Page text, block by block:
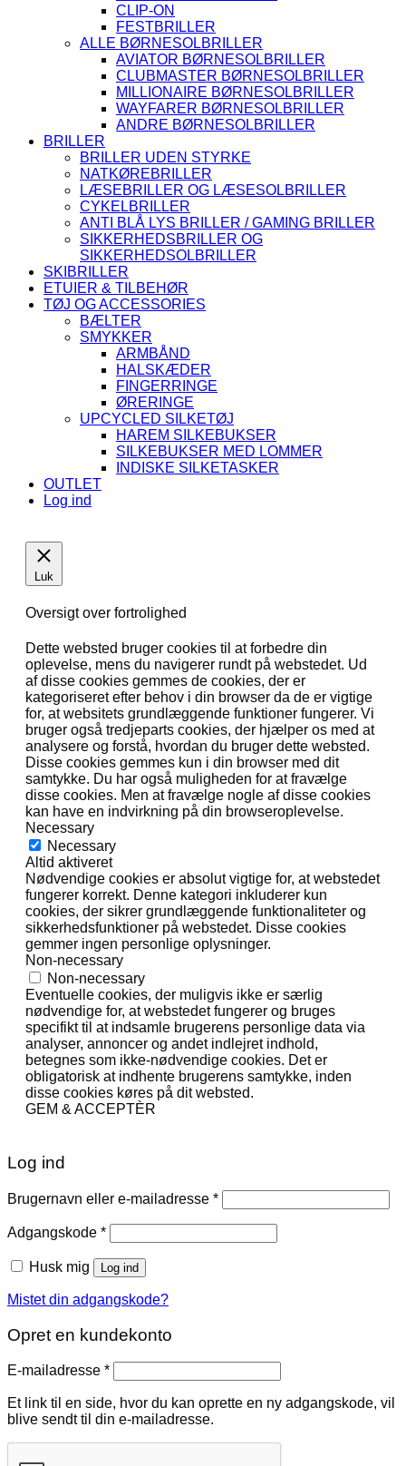
CLIP-ON
FESTBRILLER
ALLE BØRNESOLBRILLER
AVIATOR BØRNESOLBRILLER
CLUBMASTER BØRNESOLBRILLER
MILLIONAIRE BØRNESOLBRILLER
WAYFARER BØRNESOLBRILLER
ANDRE BØRNESOLBRILLER
BRILLER
BRILLER UDEN STYRKE
NATKØREBRILLER
LÆSEBRILLER OG LÆSESOLBRILLER
CYKELBRILLER
ANTI BLÅ LYS BRILLER / GAMING BRILLER
SIKKERHEDSBRILLER OG
SIKKERHEDSOLBRILLER
SKIBRILLER
ETUIER & TILBEHØR
TØJ OG ACCESSORIES
BÆLTER
SMYKKER
ARMBÅND
HALSKÆDER
FINGERRINGE
ØRERINGE
UPCYCLED SILKETØJ
HAREM SILKEBUKSER
SILKEBUKSER MED LOMMER
INDISKE SILKETASKER
OUTLET
Log ind
Luk
Oversigt over fortrolighed
Dette websted bruger cookies til at forbedre din
oplevelse, mens du navigerer rundt på webstedet. Ud
af disse cookies gemmes de cookies, der er
kategoriseret efter behov i din browser da de er vigtige
for, at websitets grundlæggende funktioner fungerer. Vi
bruger også tredjeparts cookies, der hjælper os med at
analysere og forstå, hvordan du bruger dette websted.
Disse cookies gemmes kun i din browser med dit
samtykke. Du har også muligheden for at fravælge
disse cookies. Men at fravælge nogle af disse cookies
kan have en indvirkning på din browseroplevelse.
Necessary
Necessary
Altid aktiveret
Nødvendige cookies er absolut vigtige for, at webstedet
fungerer korrekt. Denne kategori inkluderer kun
cookies, der sikrer grundlæggende funktionaliteter og
sikkerhedsfunktioner på webstedet. Disse cookies
gemmer ingen personlige oplysninger.
Non-necessary
Non-necessary
Eventuelle cookies, der muligvis ikke er særlig
nødvendige for, at webstedet fungerer og bruges
specifikt til at indsamle brugerens personlige data via
analyser, annoncer og andet indlejret indhold,
betegnes som ikke-nødvendige cookies. Det er
obligatorisk at indhente brugerens samtykke, inden
disse cookies køres på dit websted.
GEM & ACCEPTÈR
Log ind
Brugernavn eller e-mailadresse *Påkrævet
Adgangskode *Påkrævet
Husk mig Log ind
Mistet din adgangskode?
Opret en kundekonto
E-mailadresse *Påkrævet
Et link til en side, hvor du kan oprette en ny adgangskode, vil
blive sendt til din e-mailadresse.